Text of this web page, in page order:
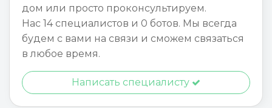
дом или просто проконсультируем.
Нас 14 специалистов и 0 ботов. Мы всегда
будем с вами на связи и сможем связаться
в любое время.
Написать специалисту